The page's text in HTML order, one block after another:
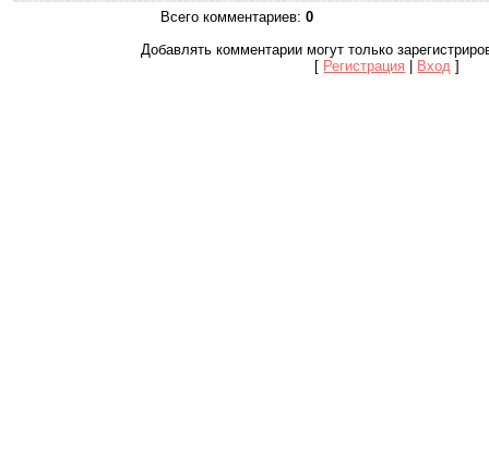
Всего комментариев: 0
Добавлять комментарии могут только
[ Регистрация Вход ]